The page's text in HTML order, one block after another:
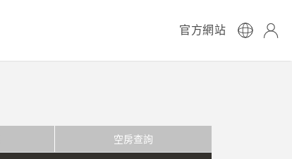
官方網站
空房查詢